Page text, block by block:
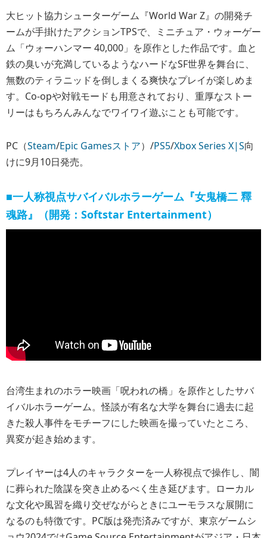
大ヒット協力シューターゲーム『World War Z』の開発チ
ームが手掛けたアクションTPSで、ミニチュア・ウォーゲー
ム「ウォーハンマー 40,000」を原作とした作品です。血と
鉄の臭いが充満しているようなハードなSF世界を舞台に、
無数のティラニッドを倒しまくる爽快なプレイが楽しめま
す。Co-opや対戦モードも用意されており、重厚なストー
リーはもちろんみんなでワイワイ遊ぶことも可能です。
PC（Steam/Epic Gamesストア）/PS5/Xbox Series X|S向
けに9月10日発売。
■一人称視点サバイバルホラーゲーム『女鬼橋二 釋
魂路』（開発：Softstar Entertainment）
台湾生まれのホラー映画「呪われの橋」を原作としたサバ
イバルホラーゲーム。怪談が有名な大学を舞台に過去に起
きた殺人事件をモチーフにした映画を撮っていたところ、
異変が起き始めます。
プレイヤーは4人のキャラクターを一人称視点で操作し、闇
に葬られた陰謀を突き止めるべく生き延びます。ローカル
な文化や風習を織り交ぜながらときにユーモラスな展開に
なるのも特徴です。PC版は発売済みですが、東京ゲームシ